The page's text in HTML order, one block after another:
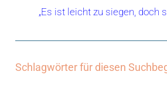
„Es ist leicht zu siegen, doch
Schlagwörter für diesen